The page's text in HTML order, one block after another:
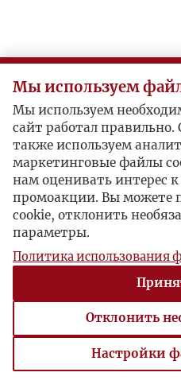
Мы используем
Мы используем
сайт работал
также используем
маркетинговые файлы
нам оценивать интерес
промоакции. Вы можете
cookie, отклонить
параметры.
Политика использования
Отклонить
Настройки
Настройки файлов cookie